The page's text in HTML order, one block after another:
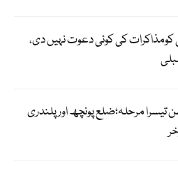
کومذاکرات کی کوئی دعوت نہیں دی،
تیسرا مرحلہ؛ضلع پونچھ اور پلندری